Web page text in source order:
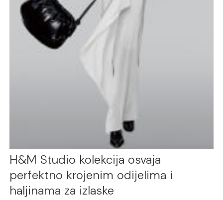
H&M Studio kolekcija osvaja
perfektno krojenim odijelima i
haljinama za izlaske